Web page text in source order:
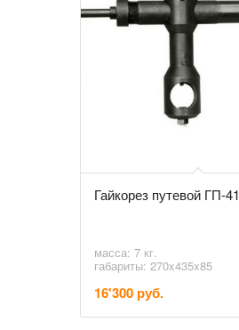
Гайкорез путевой ГП-41
масса: 7 кг.
габариты: 270x435x85
16'300 руб.